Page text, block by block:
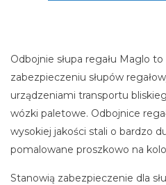
Odbojnie słupa regału Maglo
zabezpieczeniu słupów
urządzeniami transportu
wózki paletowe. Odbojnice
wysokiej jakości stali o bardzo
pomalowane proszkowo na
Stanowią zabezpieczenie dla